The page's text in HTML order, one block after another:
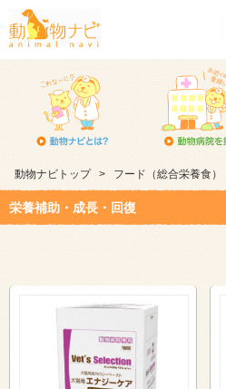
動物ナビトップ > フード（総合栄養食）
栄養補助・成長・回復